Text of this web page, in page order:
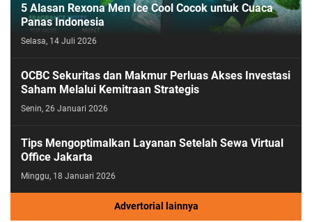
5 Alasan Rexona Men Ice Cool Cocok untuk Cuaca
Panas Indonesia
Selasa, 14 Juli 2026
OCBC Sekuritas dan Makmur Perluas Akses Investasi
Saham Melalui Kemitraan Strategis
Senin, 26 Januari 2026
Tips Mengoptimalkan Layanan Setelah Sewa Virtual
Office Jakarta
Minggu, 18 Januari 2026
Advertorial lainnya